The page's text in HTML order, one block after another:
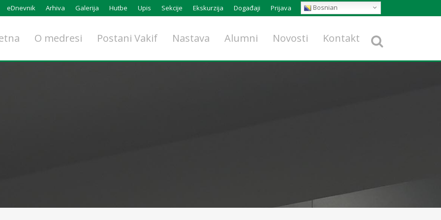
eDnevnik Arhiva Galerija Hutbe Upis Sekcije Ekskurzija Događaji Prijava Bosnian
O medresi Postani Vakif Nastava Alumni Novosti Kontakt